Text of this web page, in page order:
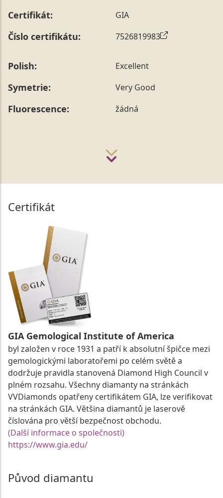
Certifikát: GIA
Číslo certifikátu: 7526819983
Polish: Excellent
Symetrie: Very Good
Fluorescence: žádná
Certifikát
GIA Gemological Institute of America
byl založen v roce 1931 a patří k absolutní špičce mezi
gemologickými laboratořemi po celém světě a
dodržuje pravidla stanovená Diamond High Council v
plném rozsahu. Všechny diamanty na stránkách
VVDiamonds opatřeny certifikátem GIA, lze verifikovat
na stránkách GIA. Většina diamantů je laserově
číslována pro větší bezpečnost obchodu.
(Další informace o společnosti)
https://www.gia.edu/
Původ diamantu